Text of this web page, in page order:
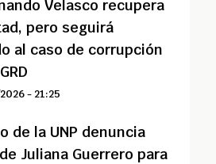
Velasco recupera
pero seguirá
al caso de corrupción
- 21:25
de la UNP denuncia
Juliana Guerrero para